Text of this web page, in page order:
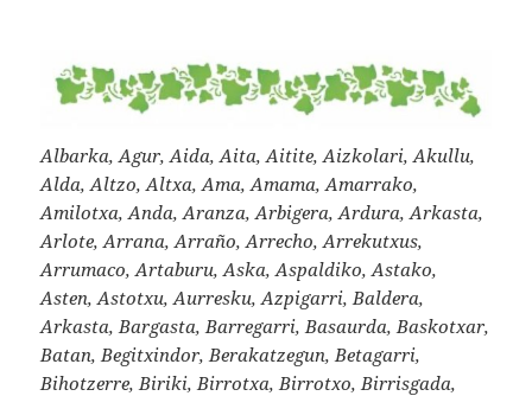
Albarka, Agur, Aida, Aita, Aitite, Aizkolari, Akullu,
Alda, Altzo, Altxa, Ama, Amama, Amarrako,
Amilotxa, Anda, Aranza, Arbigera, Ardura, Arkasta,
Arlote, Arrana, Arraño, Arrecho, Arrekutxus,
Arrumaco, Artaburu, Aska, Aspaldiko, Astako,
Asten, Astotxu, Aurresku, Azpigarri, Baldera,
Arkasta, Bargasta, Barregarri, Basaurda, Baskotxar,
Batan, Begitxindor, Berakatzegun, Betagarri,
Bihotzerre, Biriki, Birrotxa, Birrotxo, Birrisgada,